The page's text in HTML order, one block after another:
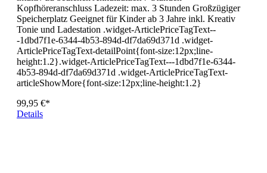
Kopfhöreranschluss Ladezeit: max. 3 Stunden Großzügiger
Speicherplatz Geeignet für Kinder ab 3 Jahre inkl. Kreativ
Tonie und Ladestation .widget-ArticlePriceTagText--
-1dbd7f1e-6344-4b53-894d-df7da69d371d .widget-
ArticlePriceTagText-detailPoint{font-size:12px;line-
height:1.2}.widget-ArticlePriceTagText---1dbd7f1e-6344-
4b53-894d-df7da69d371d .widget-ArticlePriceTagText-
articleShowMore{font-size:12px;line-height:1.2}
99,95 €*
Details